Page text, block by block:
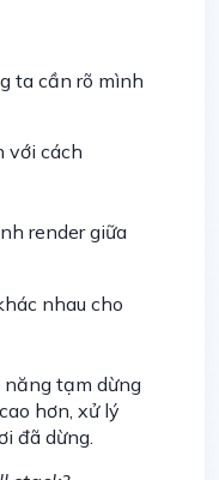
ta cần rõ mình
với cách
render giữa
nhau cho
tạm dừng
hơn, xử lý
đã dừng.